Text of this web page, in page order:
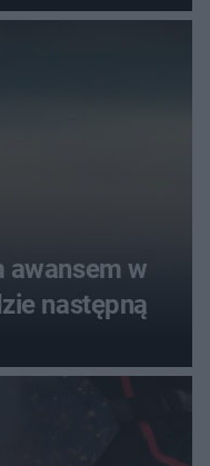
awansem w
następną